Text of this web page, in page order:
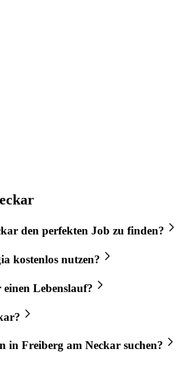
den perfekten Job zu finden?
kostenlos nutzen?
einen Lebenslauf?
?
in Freiberg am Neckar suchen?